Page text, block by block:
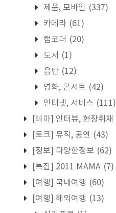
제품, 모바일 (337)
카메라 (61)
캠코더 (20)
도서 (1)
음반 (12)
영화, 콘서트 (42)
인터넷, 서비스 (111)
[테마] 인터뷰, 현장취재
[토크] 뮤직, 공연 (43)
[정보] 다양한정보 (62)
[특집] 2011 MAMA (7)
[여행] 국내여행 (60)
[여행] 해외여행 (13)